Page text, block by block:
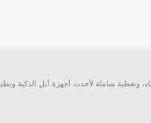
وتغطية شاملة لأحدث أجهزة أبل الذكية